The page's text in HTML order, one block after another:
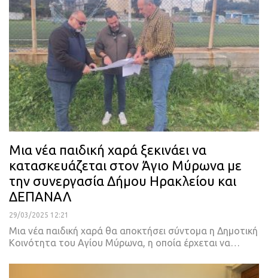
Μια νέα παιδική χαρά ξεκινάει να
κατασκευάζεται στον Άγιο Μύρωνα με
την συνεργασία Δήμου Ηρακλείου και
ΔΕΠΑΝΑΛ
29/03/2025 12:21
Μια νέα παιδική χαρά θα αποκτήσει σύντομα η Δημοτική
Κοινότητα του Αγίου Μύρωνα, η οποία έρχεται να…